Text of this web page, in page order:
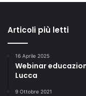
Articoli più letti
16 Aprile 2025
Webinar
Lucca
9 Ottobre 2021